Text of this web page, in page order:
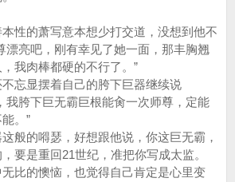
的萧写意本想少打交道，没想到他不
漂亮吧，刚有幸见了她一面，那丰胸翘
我肉棒都硬的不行了。”
显摆着自己的胯下巨器继续说
我胯下巨无霸巨根能肏一次师尊，定能
。”
的嘚瑟，好想跟他说，你这巨无霸，
要是重回21世纪，准把你写成太监。
的懊恼，也觉得自己肯定是心里变